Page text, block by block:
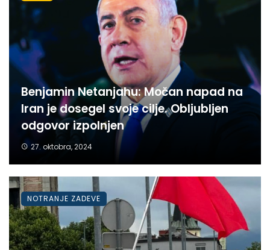
Benjamin Netanjahu: Močan napad na
Iran je dosegel svoje cilje. Obljubljen
odgovor izpolnjen
27. oktobra, 2024
NOTRANJE ZADEVE